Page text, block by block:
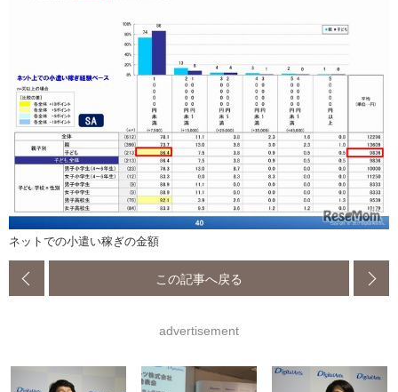
ネットでの小遣い稼ぎの金額
この記事へ戻る
advertisement